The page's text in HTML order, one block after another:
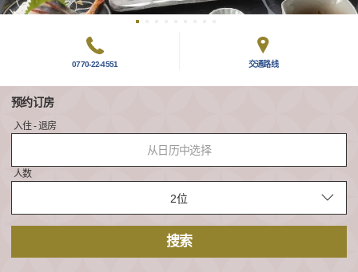
0770-22-4551 交通路线
预约订房
入住 - 退房
从日历中选择
人数
搜索